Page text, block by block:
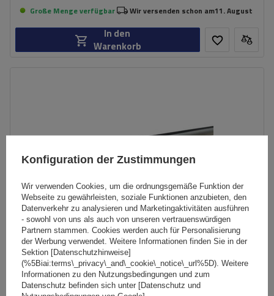
Große Menge verfügbar Wir versenden schon am11. August
In den
Warenkorb
Mont Blanc AMC 5002-A46 Aluminium-Dachgepäckträger
Konfiguration der Zustimmungen
Wir verwenden Cookies, um die ordnungsgemäße Funktion der
Webseite zu gewährleisten, soziale Funktionen anzubieten, den
Datenverkehr zu analysieren und Marketingaktivitäten ausführen
- sowohl von uns als auch von unseren vertrauenswürdigen
Partnern stammen. Cookies werden auch für Personalisierung
der Werbung verwendet. Weitere Informationen finden Sie in der
Sektion [Datenschutzhinweise]
(%5Biai:terms\_privacy\_and\_cookie\_notice\_url%5D). Weitere
Informationen zu den Nutzungsbedingungen und zum
Datenschutz befinden sich unter [Datenschutz und